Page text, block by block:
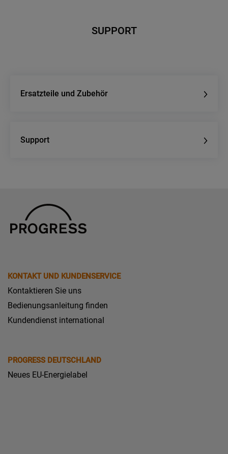
SUPPORT
Ersatzteile und Zubehör
Support
KONTAKT UND KUNDENSERVICE
Kontaktieren Sie uns
Bedienungsanleitung finden
Kundendienst international
PROGRESS DEUTSCHLAND
Neues EU-Energielabel